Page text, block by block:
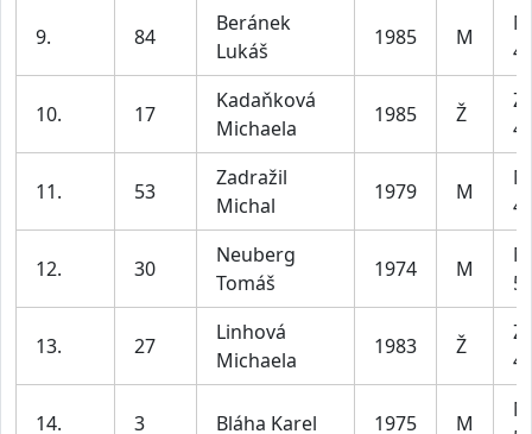
9. 84
Beránek
Lukáš
1985 M
10. 17
Kadaňková
Michaela
1985 Ž
11. 53
Zadražil
Michal
1979 M
12. 30
Neuberg
Tomáš
1974 M
13. 27
Linhová
Michaela
1983 Ž
14. 3 Bláha Karel 1975 M